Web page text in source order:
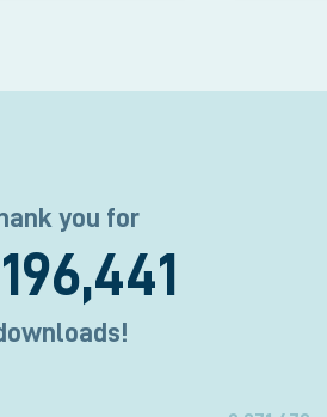
you for